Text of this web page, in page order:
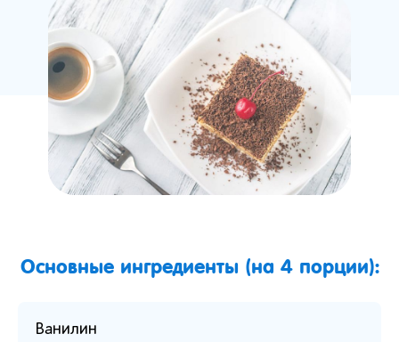
Основные ингредиенты (на 4 порции):
Ванилин